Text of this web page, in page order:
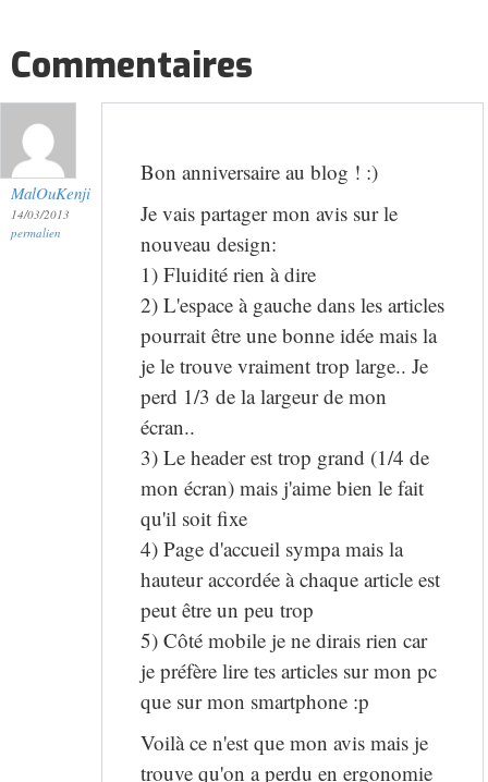
Commentaires
MalOuKenji
14/03/2013
permalien
Bon anniversaire au blog ! :)
Je vais partager mon avis sur le
nouveau design:
1) Fluidité rien à dire
2) L'espace à gauche dans les articles
pourrait être une bonne idée mais la
je le trouve vraiment trop large.. Je
perd 1/3 de la largeur de mon
écran..
3) Le header est trop grand (1/4 de
mon écran) mais j'aime bien le fait
qu'il soit fixe
4) Page d'accueil sympa mais la
hauteur accordée à chaque article est
peut être un peu trop
5) Côté mobile je ne dirais rien car
je préfère lire tes articles sur mon pc
que sur mon smartphone :p
Voilà ce n'est que mon avis mais je
trouve qu'on a perdu en ergonomie